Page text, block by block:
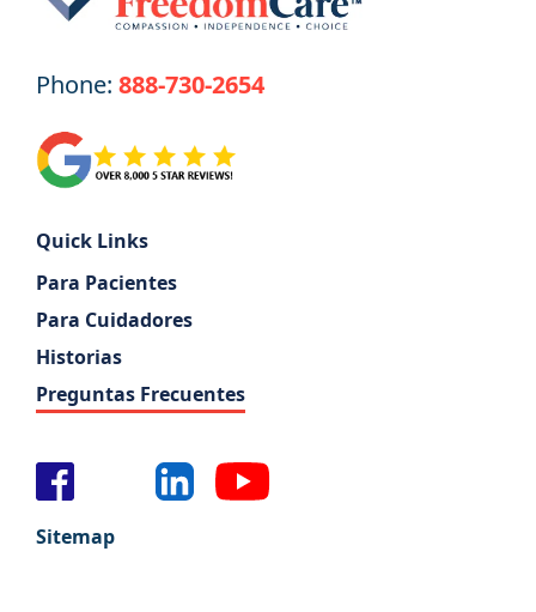
Phone: 888-730-2654
Quick Links
Para Pacientes
Para Cuidadores
Historias
Preguntas Frecuentes
Sitemap